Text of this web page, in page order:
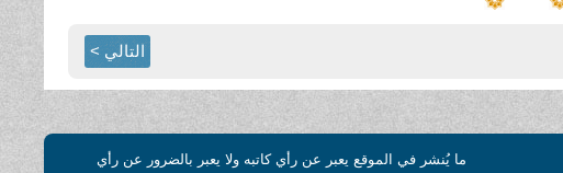
التالي >
ما يُنشر في الموقع يعبر عن رأي كاتبه ولا يعبر بالضرور عن رأي